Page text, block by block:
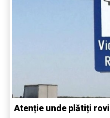
Atenție unde plătiți